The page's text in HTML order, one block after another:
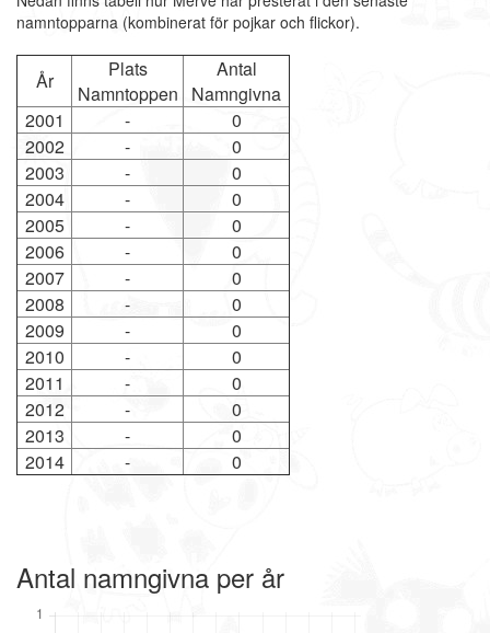
namntopparna (kombinerat för pojkar och flickor).
År
Plats
Namntoppen
Antal
Namngivna
2001
-
0
2002
-
0
2003
-
0
2004
-
0
2005
-
0
2006
-
0
2007
-
0
2008
-
0
2009
-
0
2010
-
0
2011
-
0
2012
-
0
2013
-
0
2014
- 0
Antal namngivna per år